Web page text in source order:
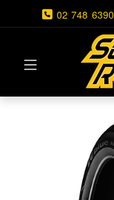
02 748 6390